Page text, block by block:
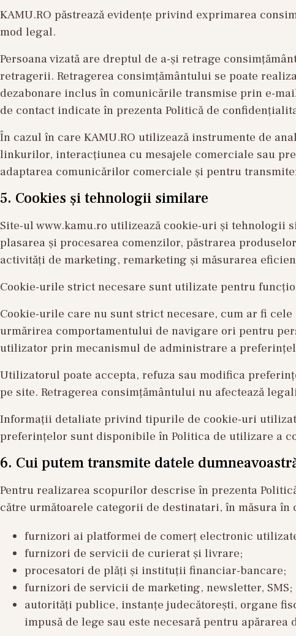
KAMU.RO păstrează evidențe privind exprimarea
mod legal.
Persoana vizată are dreptul de a-și retrage
retragerii. Retragerea consimțământului se poate
dezabonare inclus în comunicările transmise prin e-
de contact indicate în prezenta Politică de
În cazul în care KAMU.RO utilizează instrumente de
linkurilor, interacțiunea cu mesajele comerciale sau
adaptarea comunicărilor comerciale și pentru
5. Cookies și tehnologii similare
Site-ul www.kamu.ro utilizează cookie-uri și
plasarea și procesarea comenzilor, păstrarea
activități de marketing, remarketing și măsurarea
Cookie-urile strict necesare sunt utilizate pentru
Cookie-urile care nu sunt strict necesare, cum ar fi
urmărirea comportamentului de navigare ori pentru
utilizator prin mecanismul de administrare a
Utilizatorul poate accepta, refuza sau modifica
pe site. Retragerea consimțământului nu afectează
Informații detaliate privind tipurile de cookie-uri
preferințelor sunt disponibile în Politica de utilizare a
6. Cui putem transmite datele
Pentru realizarea scopurilor descrise în prezenta
către următoarele categorii de destinatari, în măsura în
furnizori ai platformei de comerț electronic
furnizori de servicii de curierat și livrare;
procesatori de plăți și instituții financiar-bancare;
furnizori de servicii de marketing, newsletter, SMS;
autorități publice, instanțe judecătorești, organe
impusă de lege sau este necesară pentru